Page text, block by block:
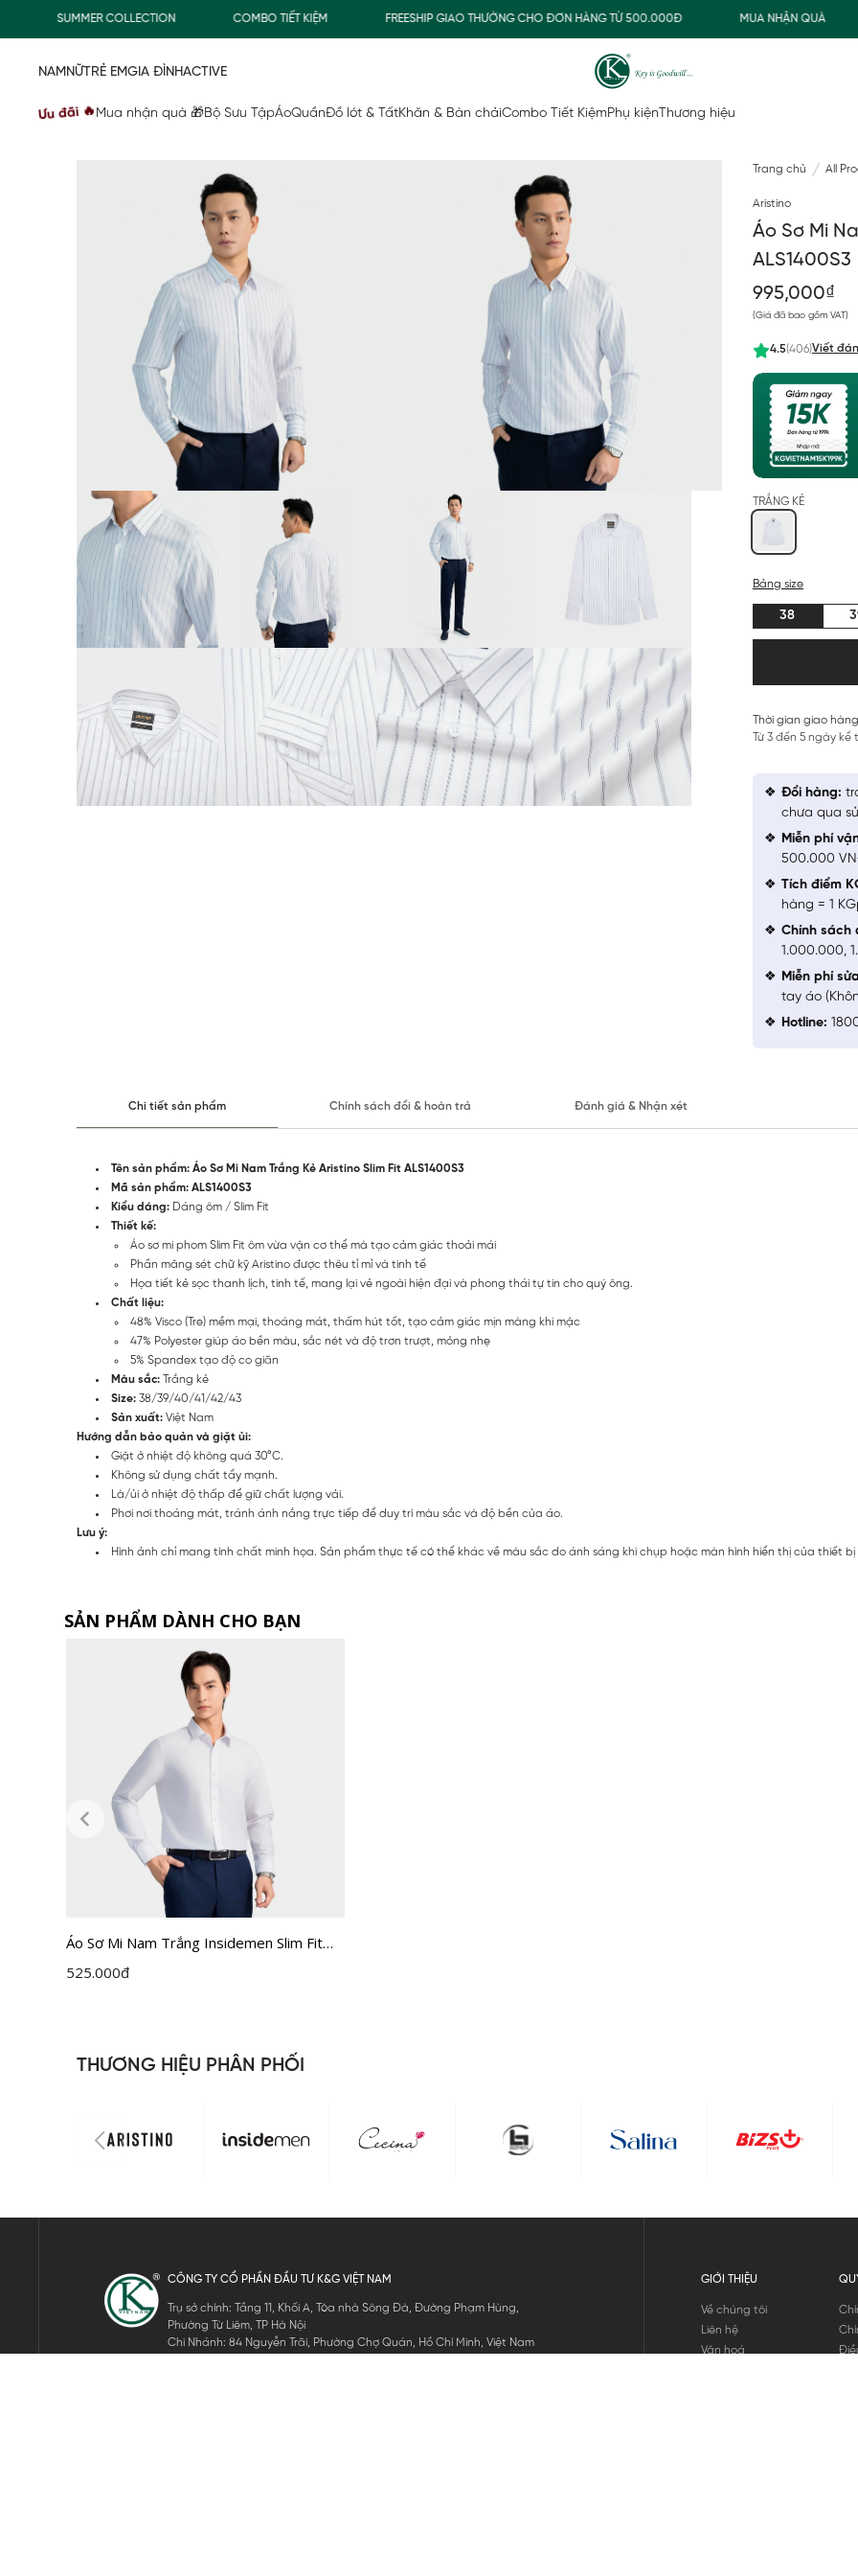
SUMMER COLLECTION COMBO TIẾT KIỆM FREESHIP GIAO THƯỜNG CHO ĐƠN HÀNG TỪ 500.000Đ MUA NHẬN QUÀ
NAMNỮTRẺ EMGIA ĐÌNHACTIVE
Ưu đãi 🔥 Mua nhận quà 🎁Bộ Sưu TậpÁoQuầnĐồ lót & TấtKhăn & Bàn chảiCombo Tiết KiệmPhụ kiện Thương hiệu
Trang chủ All
Aristino
Áo Sơ Mi
ALS1400S3
995,000₫
(Giá đã bao gồm VAT)
4.5(406)Viết
TRẮNG KẺ
Bảng size
38
Thời gian giao
Từ 3 đến 5 ngày
Đổi hàng:
chưa qua
Miễn phí
500.000
Tích điểm
hàng = 1
Chính sách
1.000.000,
Miễn phí
tay áo
Hotline:
Chi tiết sản phẩm Chính sách đổi & hoàn trả Đánh giá & Nhận xét
Tên sản phẩm: Áo Sơ Mi Nam Trắng Kẻ Aristino Slim Fit ALS1400S3
Mã sản phẩm: ALS1400S3
Kiểu dáng: Dáng ôm / Slim Fit
Thiết kế:
Áo sơ mi phom Slim Fit ôm vừa vặn cơ thể mà tạo cảm giác thoải mái
Phần măng sét chữ kỹ Aristino được thêu tỉ mỉ và tinh tế
Họa tiết kẻ sọc thanh lịch, tinh tế, mang lại vẻ ngoài hiện đại và phong thái tự tin cho quý ông.
Chất liệu:
48% Visco (Tre) mềm mại, thoáng mát, thấm hút tốt, tạo cảm giác mịn màng khi mặc
47% Polyester giúp áo bền màu, sắc nét và độ trơn trượt, mỏng nhẹ
5% Spandex tạo độ co giãn
Màu sắc: Trắng kẻ
Size: 38/39/40/41/42/43
Sản xuất: Việt Nam
Hướng dẫn bảo quản và giặt ủi:
Giặt ở nhiệt độ không quá 30°C.
Không sử dụng chất tẩy mạnh.
Là/ủi ở nhiệt độ thấp để giữ chất lượng vải.
Phơi nơi thoáng mát, tránh ánh nắng trực tiếp để duy trì màu sắc và độ bền của áo.
Lưu ý:
Hình ảnh chỉ mang tính chất minh họa. Sản phẩm thực tế có thể khác về màu sắc do ánh sáng khi chụp hoặc màn hình hiển thị của thiết
SẢN PHẨM DÀNH CHO BẠN
Áo Sơ Mi Nam Trắng Insidemen Slim Fit
ILS158F0H0
525.000đ
THƯƠNG HIỆU PHÂN PHỐI
CÔNG TY CỔ PHẦN ĐẦU TƯ K&G VIỆT NAM
Trụ sở chính: Tầng 11, Khối A, Tòa nhà Sông Đà, Đường Phạm Hùng,
Phường Từ Liêm, TP Hà Nội
Chi Nhánh: 84 Nguyễn Trãi, Phường Chợ Quán, Hồ Chí Minh, Việt Nam
GIỚI THIỆU
Về chúng tôi
Liên hệ
Văn hoá